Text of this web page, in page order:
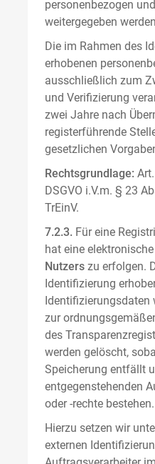
personenbezogen
weitergegeben
Die im Rahmen des
erhobenen
ausschließlich zum
und Verifizierung
zwei Jahre nach
registerführende
gesetzlichen
Rechtsgrundlage:
DSGVO i.V.m. § 23
TrEinV.
7.2.3. Für eine
hat eine elektronische
Nutzers zu erfolgen.
Identifizierung
Identifizierungsdaten
zur
des
werden gelöscht,
Speicherung entfällt
entgegenstehenden
oder -rechte bestehen.
Hierzu setzen wir
externen